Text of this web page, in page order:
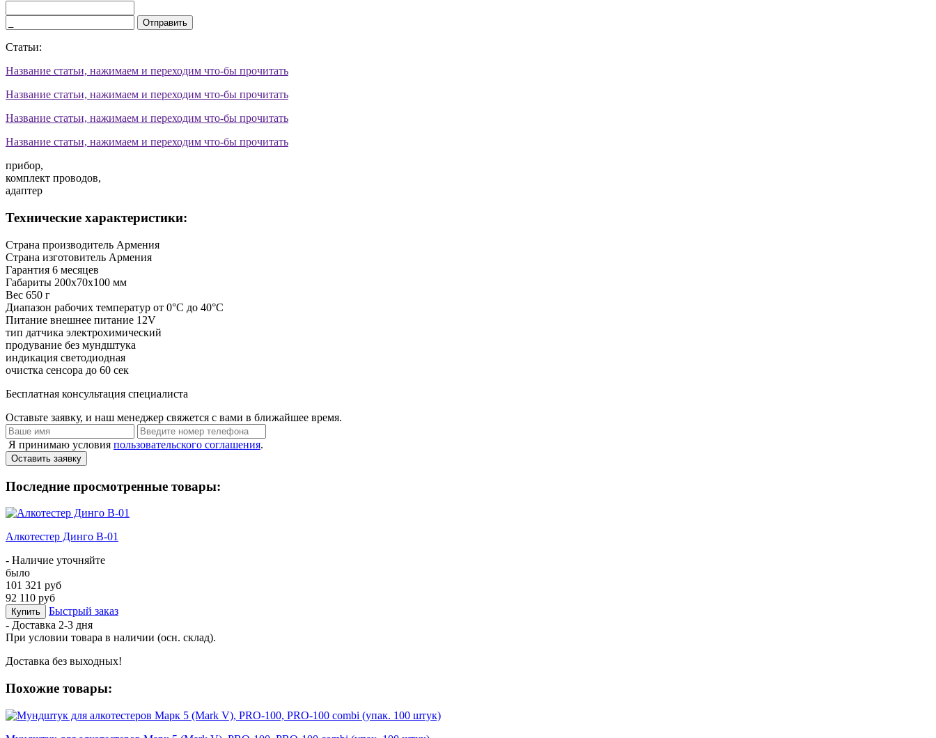
Отправить
Статьи:
Название статьи, нажимаем и переходим что-бы прочитать
Название статьи, нажимаем и переходим что-бы прочитать
Название статьи, нажимаем и переходим что-бы прочитать
Название статьи, нажимаем и переходим что-бы прочитать
прибор,
комплект проводов,
адаптер
Технические характеристики:
Страна производитель Армения
Страна изготовитель Армения
Гарантия 6 месяцев
Габариты 200х70х100 мм
Вес 650 г
Диапазон рабочих температур от 0°С до 40°С
Питание внешнее питание 12V
тип датчика электрохимический
продувание без мундштука
индикация светодиодная
очистка сенсора до 60 сек
Бесплатная консультация специалиста
Оставьте заявку, и наш менеджер свяжется с вами в ближайшее время.
Я принимаю условия пользовательского соглашения.
Оставить заявку
Последние просмотренные товары:
Алкотестер Динго В-01
- Наличие уточняйте
было
101 321 руб
92 110 руб
Купить
Быстрый заказ
- Доставка 2-3 дня
При условии товара в наличии (осн. склад).
Доставка без выходных!
Похожие товары: